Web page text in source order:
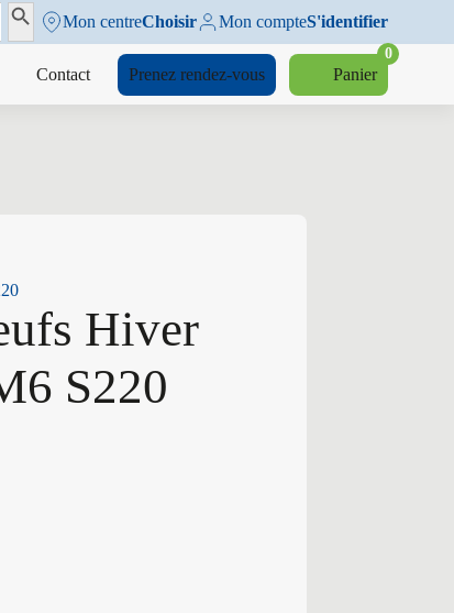
Search ButtonMon centreChoisir Mon compteS'identifier
Contact Prenez rendez-vous Panier
0
Hiver
S220